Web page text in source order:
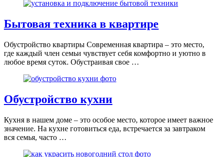
Бытовая техника в квартире
Обустройство квартиры Современная квартира – это место,
где каждый член семьи чувствует себя комфортно и уютно в
любое время суток. Обустраивая свое …
Обустройство кухни
Кухня в нашем доме – это особое место, которое имеет важное
значение. На кухне готовиться еда, встречается за завтраком
вся семья, часто …